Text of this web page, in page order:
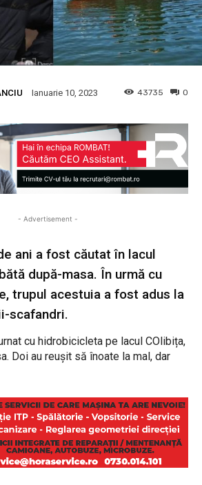
Ianuarie 10, 2023 0
43735
- Advertisement -
ani a fost căutat în lacul
după-masa. În urmă cu
trupul acestuia a fost adus la
scafandri.
cu hidrobicicleta pe lacul COlibița,
Doi au reușit să înoate la mal, dar